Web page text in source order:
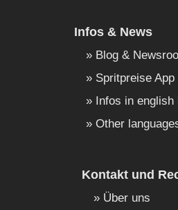
Infos & News
Blog &
Spritpreise App
Infos in english
Other
Kontakt und
Über uns